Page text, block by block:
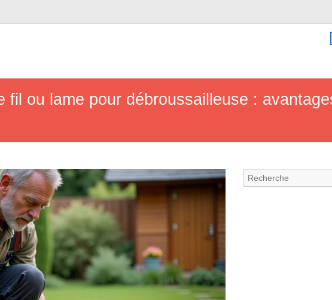
fil ou lame pour débroussailleuse :